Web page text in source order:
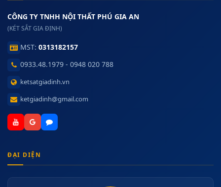
CÔNG TY TNHH NỘI THẤT PHÚ GIA AN
(KÉT SẮT GIA ĐỊNH)
MST: 0313182157
0933.48.1979 - 0948 020 788
ketsatgiadinh.vn
ketgiadinh@gmail.com
ĐẠI DIỆN